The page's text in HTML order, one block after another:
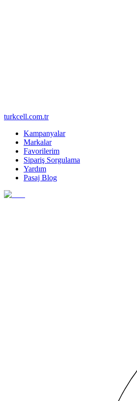
turkcell.com.tr
Kampanyalar
Markalar
Favorilerim
Sipariş Sorgulama
Yardım
Pasaj Blog